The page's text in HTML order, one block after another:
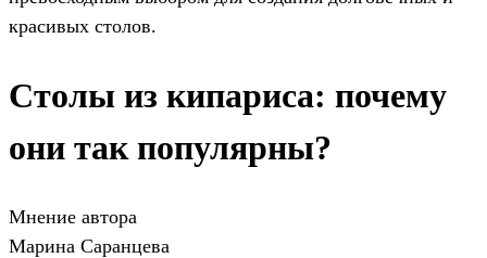
красивых столов.
Столы из кипариса: почему
они так популярны?
Мнение автора
Марина Саранцева